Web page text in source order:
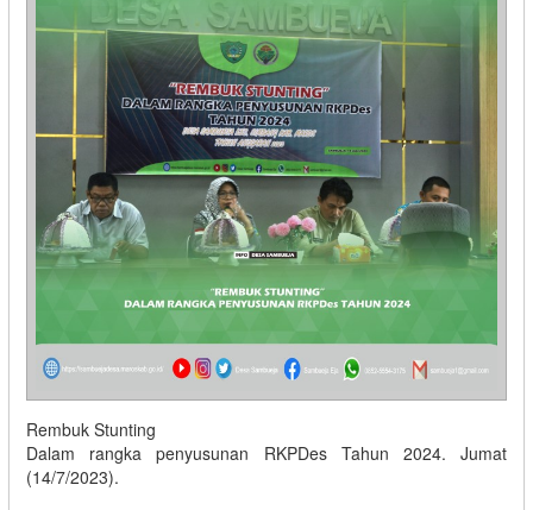
Rembuk Stunting
Dalam rangka penyusunan RKPDes Tahun 2024. Jumat
(14/7/2023).